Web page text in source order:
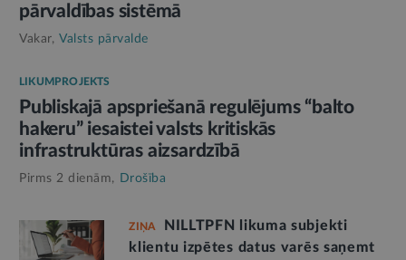
pārvaldības sistēmā
Vakar, Valsts pārvalde
LIKUMPROJEKTS
Publiskajā apspriešanā regulējums “balto
hakeru” iesaistei valsts kritiskās
infrastruktūras aizsardzībā
Pirms 2 dienām, Drošība
ZIŅA
NILLTPFN likuma subjekti
klientu izpētes datus varēs saņemt